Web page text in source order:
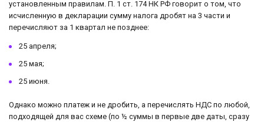
установленным правилам. П. 1 ст. 174 НК РФ говорит о том, что
исчисленную в декларации сумму налога дробят на 3 части и
перечисляют за 1 квартал не позднее:
25 апреля;
25 мая;
25 июня.
Однако можно платеж и не дробить, а перечислять НДС по любой,
подходящей для вас схеме (по ½ суммы в первые две даты, сразу